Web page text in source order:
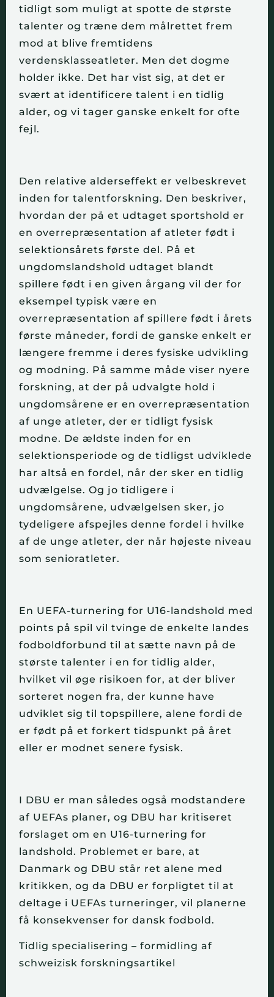
tidligt som muligt at spotte de største
talenter og træne dem målrettet frem
mod at blive fremtidens
verdensklasseatleter. Men det dogme
holder ikke. Det har vist sig, at det er
svært at identificere talent i en tidlig
alder, og vi tager ganske enkelt for ofte
fejl.
Den relative alderseffekt er velbeskrevet
inden for talentforskning. Den beskriver,
hvordan der på et udtaget sportshold er
en overrepræsentation af atleter født i
selektionsårets første del. På et
ungdomslandshold udtaget blandt
spillere født i en given årgang vil der for
eksempel typisk være en
overrepræsentation af spillere født i årets
første måneder, fordi de ganske enkelt er
længere fremme i deres fysiske udvikling
og modning. På samme måde viser nyere
forskning, at der på udvalgte hold i
ungdomsårene er en overrepræsentation
af unge atleter, der er tidligt fysisk
modne. De ældste inden for en
selektionsperiode og de tidligst udviklede
har altså en fordel, når der sker en tidlig
udvælgelse. Og jo tidligere i
ungdomsårene, udvælgelsen sker, jo
tydeligere afspejles denne fordel i hvilke
af de unge atleter, der når højeste niveau
som senioratleter.
En UEFA-turnering for U16-landshold med
points på spil vil tvinge de enkelte landes
fodboldforbund til at sætte navn på de
største talenter i en for tidlig alder,
hvilket vil øge risikoen for, at der bliver
sorteret nogen fra, der kunne have
udviklet sig til topspillere, alene fordi de
er født på et forkert tidspunkt på året
eller er modnet senere fysisk.
I DBU er man således også modstandere
af UEFAs planer, og DBU har kritiseret
forslaget om en U16-turnering for
landshold. Problemet er bare, at
Danmark og DBU står ret alene med
kritikken, og da DBU er forpligtet til at
deltage i UEFAs turneringer, vil planerne
få konsekvenser for dansk fodbold.
Tidlig specialisering – formidling af
schweizisk forskningsartikel